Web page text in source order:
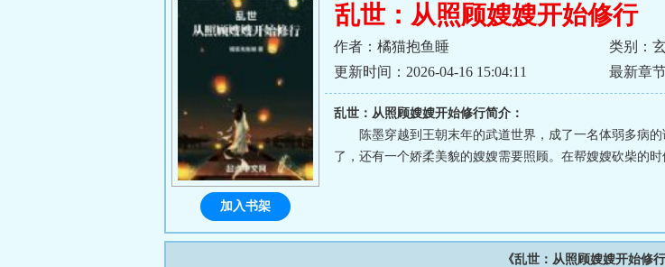
乱世：从照顾嫂嫂开始修行
作者：橘猫抱鱼睡 类别：
更新时间：2026-04-16 15:04:11
最新章节
乱世：从照顾嫂嫂开始修行简介：
陈墨穿越到王朝末年的武道世界，成了一名体弱多病
了，还有一个娇柔美貌的嫂嫂需要照顾。在帮嫂嫂砍柴的
加入书架
《乱世：从照顾嫂嫂开始修